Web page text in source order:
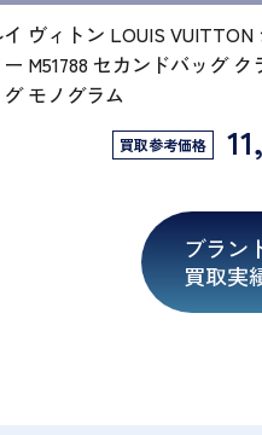
ヴィトン LOUIS VUITTON
ー M51788 セカンドバッグ ク
グ モノグラム
買取参考価格
ブラン
買取実